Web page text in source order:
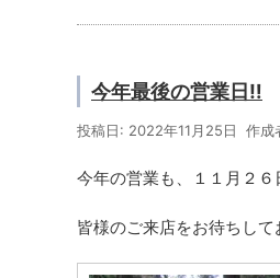
今年最後の営業日‼
投稿日: 2022年11月25日 作成
今年の営業も、１１月２６
皆様のご来店をお待ちして